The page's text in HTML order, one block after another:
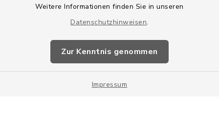
Weitere Informationen finden Sie in unseren
Datenschutzhinweisen.
Zur Kenntnis genommen
Impressum
Barrierefreiheit
Impressum
Sitemap